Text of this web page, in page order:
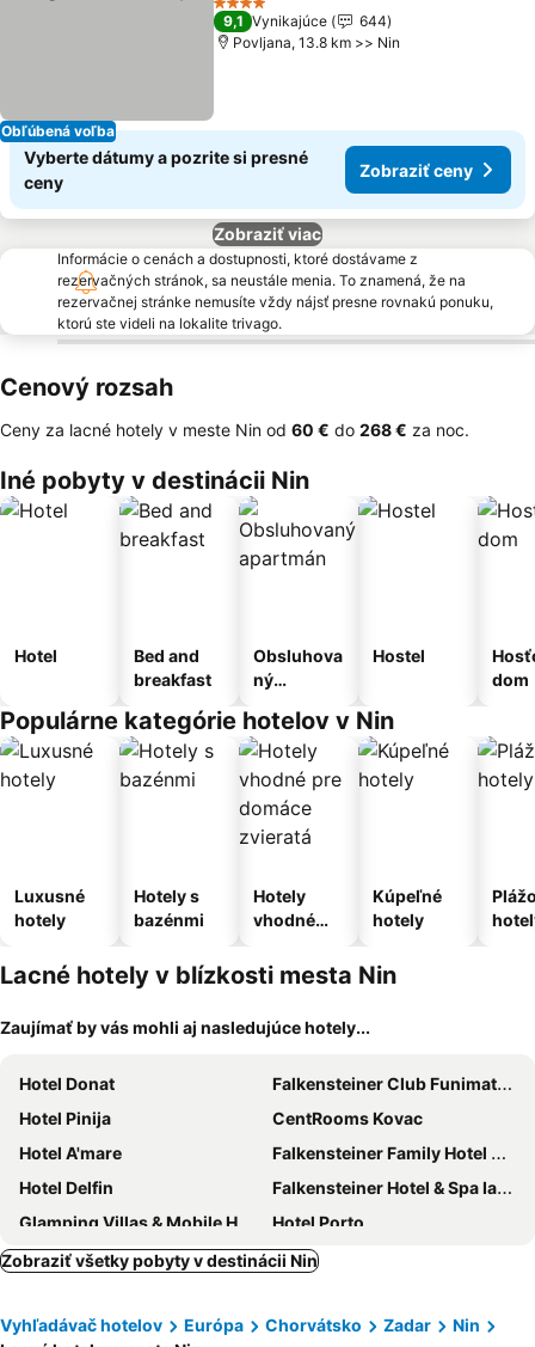
Obľúbená voľba
4 Počet hviezdičiek
9,1 Vynikajúce
644
Povljana, 13.8 km >> Nin
Vyberte dátumy a pozrite si presné
ceny
Zobraziť ceny
Zobraziť viac
Informácie o cenách a dostupnosti, ktoré dostávame z
rezervačných stránok, sa neustále menia. To znamená, že na
rezervačnej stránke nemusíte vždy nájsť presne rovnakú ponuku,
ktorú ste videli na lokalite trivago.
Cenový rozsah
Ceny za lacné hotely v meste Nin od ‎60 € do ‎268 € za noc.
Iné pobyty v destinácii Nin
Hotel
Bed and
breakfast
Obsluhova
ný
Hostel
dom
Populárne kategórie hotelov v Nin
Luxusné
hotely
Hotely s
bazénmi
Hotely
vhodné
domáce
zvieratá
Kúpeľné
hotely
Lacné hotely v blízkosti mesta Nin
Zaujímať by vás mohli aj nasledujúce hotely...
Hotel Donat
Falkensteiner Club Funimation Borik
Hotel Pinija
CentRooms Kovac
Hotel A'mare
Falkensteiner Family Hotel Diadora
Hotel Delfin
Falkensteiner Hotel & Spa Iadera
Glamping Villas & Mobile Homes Avalona
Hotel Porto
Villa Nico
Hotel Petrcane
Hotel Marinko
Apartments Puntamika
Zobraziť všetky pobyty v destinácii Nin
Vyhľadávač hotelov Európa Chorvátsko Zadar
Nin